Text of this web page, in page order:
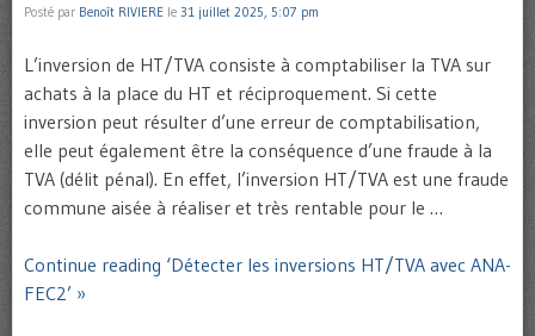
Posté par Benoît RIVIERE le 31 juillet 2025, 5:07 pm
L’inversion de HT/TVA consiste à comptabiliser la TVA sur
achats à la place du HT et réciproquement. Si cette
inversion peut résulter d’une erreur de comptabilisation,
elle peut également être la conséquence d’une fraude à la
TVA (délit pénal). En effet, l’inversion HT/TVA est une fraude
commune aisée à réaliser et très rentable pour le …
Continue reading ‘Détecter les inversions HT/TVA avec ANA-
FEC2’ »